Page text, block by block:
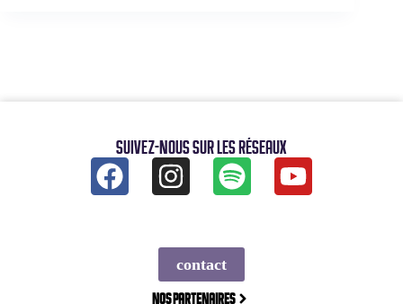
Suivez-nous sur les réseaux
contact
Nos partenaires